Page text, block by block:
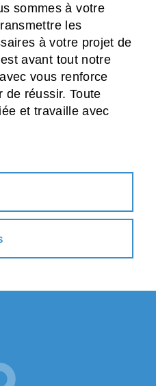
sommes à votre
les
à votre projet de
avant tout notre
vous renforce
de réussir. Toute
et travaille avec